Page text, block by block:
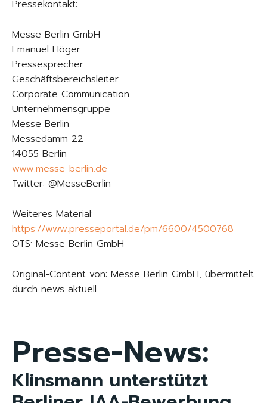
Pressekontakt:
Messe Berlin GmbH
Emanuel Höger
Pressesprecher
Geschäftsbereichsleiter
Corporate Communication
Unternehmensgruppe
Messe Berlin
Messedamm 22
14055 Berlin
www.messe-berlin.de
Twitter: @MesseBerlin
Weiteres Material:
https://www.presseportal.de/pm/6600/4500768
OTS: Messe Berlin GmbH
Original-Content von: Messe Berlin GmbH, übermittelt
durch news aktuell
Presse-News:
Klinsmann unterstützt